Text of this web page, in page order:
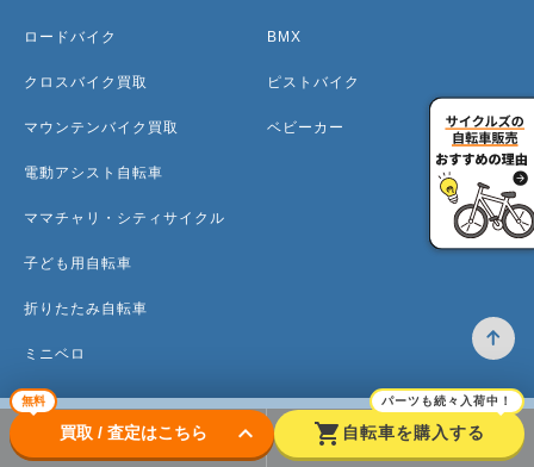
無料
買取 / 査定はこちら keyboard_arrow_down shopping_cart
パーツも続々入荷中！
自転車を購入する
ロードバイク
クロスバイク買取
マウンテンバイク買取
電動アシスト自転車
ママチャリ・シティサイクル
子ども用自転車
折りたたみ自転車
ミニベロ
BMX
ピストバイク
ベビーカー
トップ 高価買取のワケ